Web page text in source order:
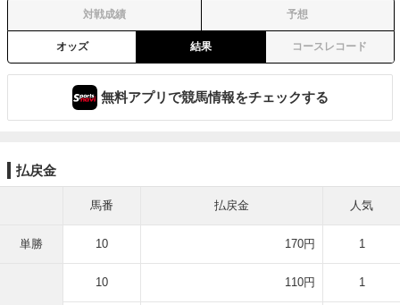
対戦成績 予想
オッズ 結果 コースレコード
無料アプリで競馬情報をチェックする
払戻金
馬番 払戻金 人気
単勝 10 170円 1
10 110円 1